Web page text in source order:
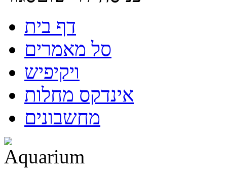
דף בית
סל מאמרים
ויקיפיש
אינדקס מחלות
מחשבונים